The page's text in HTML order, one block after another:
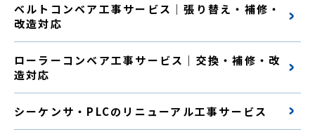
ベルトコンベア工事サービス｜張り替え・補修・
改造対応
ローラーコンベア工事サービス｜交換・補修・改
造対応
シーケンサ・PLCのリニューアル工事サービス